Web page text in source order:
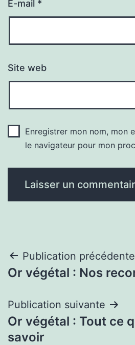
E-mail *
Site web
Enregistrer mon nom, mon
le navigateur pour mon
Navigation
de
l’article
Publication précédente
Or végétal : Nos
Publication suivante
Or végétal : Tout ce
savoir